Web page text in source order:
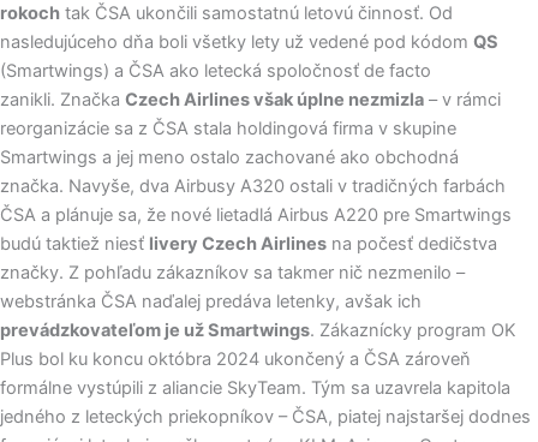
rokoch tak ČSA ukončili samostatnú letovú činnosť. Od
nasledujúceho dňa boli všetky lety už vedené pod kódom QS
(Smartwings) a ČSA ako letecká spoločnosť de facto
zanikli. Značka Czech Airlines však úplne nezmizla – v rámci
reorganizácie sa z ČSA stala holdingová firma v skupine
Smartwings a jej meno ostalo zachované ako obchodná
značka. Navyše, dva Airbusy A320 ostali v tradičných farbách
ČSA a plánuje sa, že nové lietadlá Airbus A220 pre Smartwings
budú taktiež niesť livery Czech Airlines na počesť dedičstva
značky. Z pohľadu zákazníkov sa takmer nič nezmenilo –
webstránka ČSA naďalej predáva letenky, avšak ich
prevádzkovateľom je už Smartwings. Zákaznícky program OK
Plus bol ku koncu októbra 2024 ukončený a ČSA zároveň
formálne vystúpili z aliancie SkyTeam. Tým sa uzavrela kapitola
jedného z leteckých priekopníkov – ČSA, piatej najstaršej dodnes